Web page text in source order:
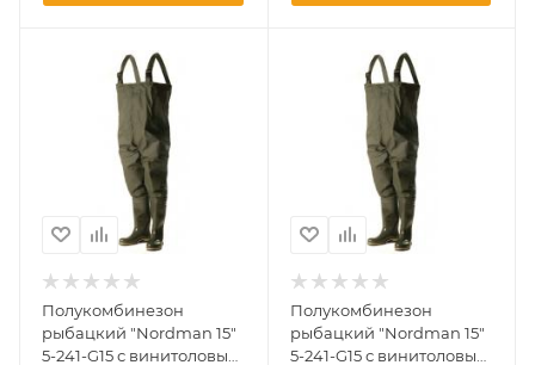
Полукомбинезон
рыбацкий "Nordman 15"
5-241-G15 с винитоловым
Полукомбинезон
рыбацкий "Nordman 15"
5-241-G15 с винитоловым